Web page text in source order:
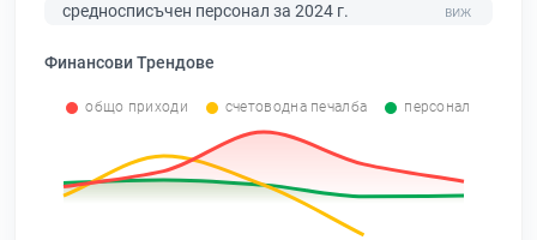
средносписъчен персонал за 2024 г.
Финансови Трендове
общо приходи счетоводна печалба персонал